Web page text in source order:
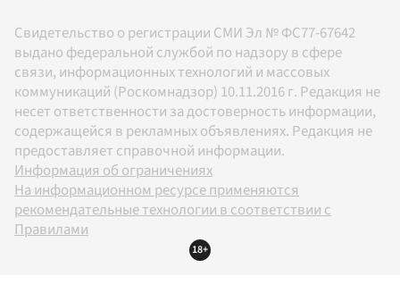
Свидетельство о регистрации СМИ Эл № ФС77-67642
выдано федеральной службой по надзору в сфере
связи, информационных технологий и массовых
коммуникаций (Роскомнадзор) 10.11.2016 г. Редакция не
несет ответственности за достоверность информации,
содержащейся в рекламных объявлениях. Редакция не
предоставляет справочной информации.
Информация об ограничениях
На информационном ресурсе применяются
рекомендательные технологии в соответствии с
Правилами
18+